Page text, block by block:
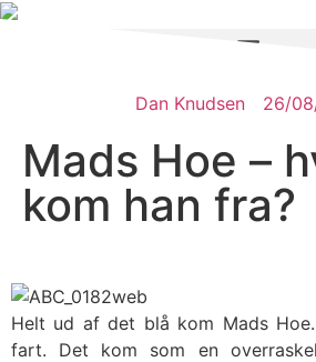
Dan Knudsen 26/
Mads Hoe –
kom han fra?
Helt ud af det blå kom Mads
fart. Det kom som en